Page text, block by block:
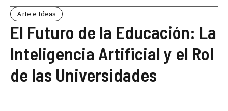
Arte e Ideas
El Futuro de la Educación: La
Inteligencia Artificial y el Rol
de las Universidades